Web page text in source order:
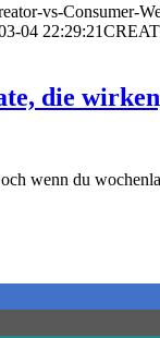
vs-Consumer-
04 22:29:21
die
wenn du